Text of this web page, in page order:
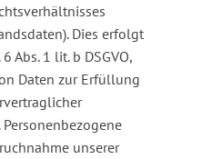
Dies erfolgt
Abs. 1 lit. b DSGVO,
Daten zur Erfüllung
unserer